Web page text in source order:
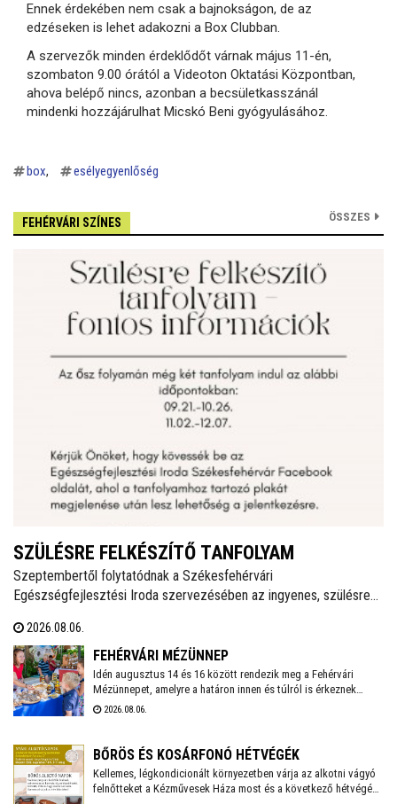
Ennek érdekében nem csak a bajnokságon, de az
edzéseken is lehet adakozni a Box Clubban.
A szervezők minden érdeklődőt várnak május 11-én,
szombaton 9.00 órától a Videoton Oktatási Központban,
ahova belépő nincs, azonban a becsületkasszánál
mindenki hozzájárulhat Micskó Beni gyógyulásához.
box esélyegyenlőség
FEHÉRVÁRI SZÍNES ÖSSZES
SZÜLÉSRE FELKÉSZÍTŐ TANFOLYAM
Szeptembertől folytatódnak a Székesfehérvári
Egészségfejlesztési Iroda szervezésében az ingyenes, szülésre
jelentkezni és várják a 20. várandósági hetet betöltött leendő
anyukák jelentkezését.
2026.08.06.
FEHÉRVÁRI MÉZÜNNEP
Idén augusztus 14 és 16 között rendezik meg a Fehérvári
Mézünnepet, amelyre a határon innen és túlról is érkeznek
mézlovagrendek: a látványos felvonulás mellett a gyerekeket
különlegességekkel.
2026.08.06.
BŐRÖS ÉS KOSÁRFONÓ HÉTVÉGÉK
Kellemes, légkondicionált környezetben várja az alkotni vágyó
felnőtteket a Kézművesek Háza most és a következő hétvégén.